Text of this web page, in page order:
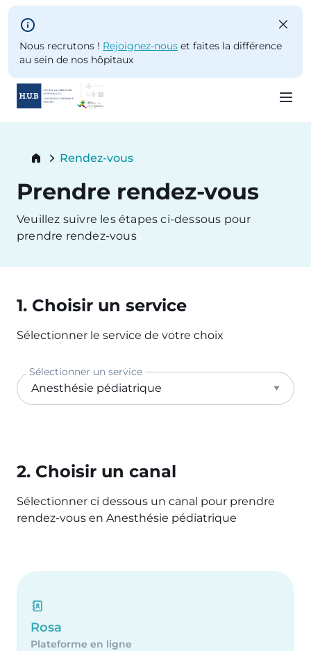
Skip to main content
Nous recrutons ! Rejoignez-nous et faites la différence
au sein de nos hôpitaux
content
Breadcrumb
Rendez-vous
Prendre rendez-vous
Veuillez suivre les étapes ci-dessous pour
prendre rendez-vous
1. Choisir un service
Sélectionner le service de votre choix
Sélectionner un service
2. Choisir un canal
Sélectionner ci dessous un canal pour prendre
rendez-vous en Anesthésie pédiatrique
Rosa
Plateforme en ligne